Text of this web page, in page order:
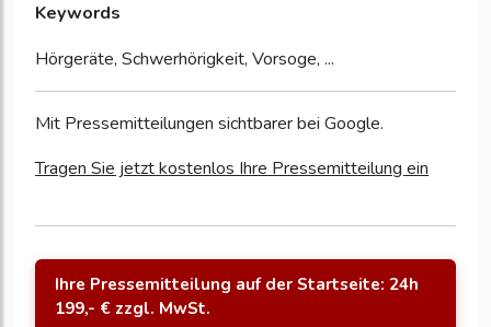
Keywords
Hörgeräte, Schwerhörigkeit, Vorsoge, ...
Mit Pressemitteilungen sichtbarer bei Google.
Tragen Sie jetzt kostenlos Ihre Pressemitteilung ein
Ihre Pressemitteilung auf der Startseite: 24h
199,- € zzgl. MwSt.